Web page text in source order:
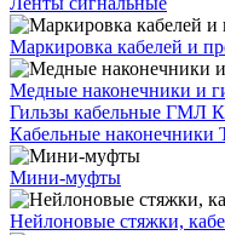
Маркировка кабелей и
Медные наконечники и
Гильзы кабельные ГМЛ
Кабельные
Мини-муфты
Нейлоновые стяжки,